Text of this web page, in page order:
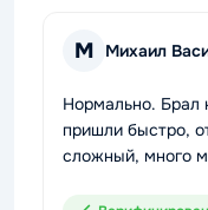
М Михаил
Нормально. Брал
пришли быстро,
сложный, много